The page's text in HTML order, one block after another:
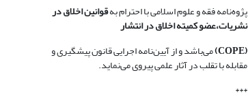
پژوه‌نامه فقه و علوم اسلامی با احترام بهقوانین اخلاق در
نشریات،عضو کمیته اخلاق در انتشار
(COPE)
می‌باشد و از آیین‌نامه اجرایی قانون پیشگیری و
مقابله با تقلب در آثار علمی پیروی می‌نماید.
***